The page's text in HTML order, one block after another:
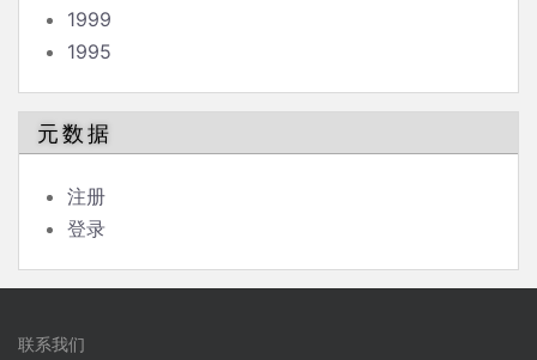
1999
1995
元数据
注册
登录
联系我们